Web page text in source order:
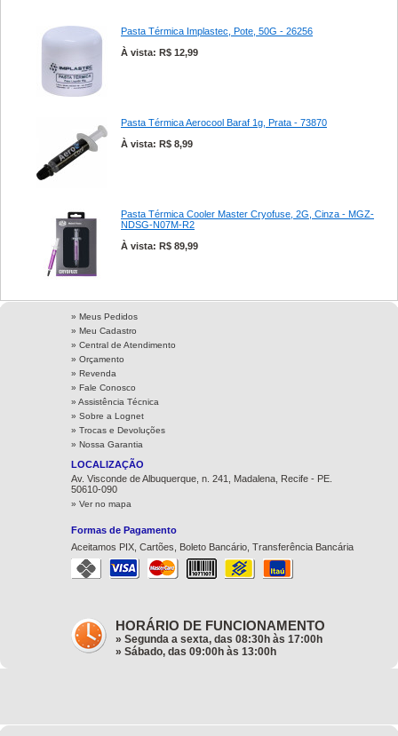
Pasta Térmica Implastec, Pote, 50G - 26256
À vista: R$ 12,99
Pasta Térmica Aerocool Baraf 1g, Prata - 73870
À vista: R$ 8,99
Pasta Térmica Cooler Master Cryofuse, 2G, Cinza - MGZ-
NDSG-N07M-R2
À vista: R$ 89,99
» Meus Pedidos
» Meu Cadastro
» Central de Atendimento
» Orçamento
» Revenda
» Fale Conosco
» Assistência Técnica
» Sobre a Lognet
» Trocas e Devoluções
» Nossa Garantia
LOCALIZAÇÃO
Av. Visconde de Albuquerque, n. 241, Madalena, Recife - PE.
50610-090
» Ver no mapa
Formas de Pagamento
Aceitamos PIX, Cartões, Boleto Bancário, Transferência Bancária
HORÁRIO DE FUNCIONAMENTO
» Segunda a sexta, das 08:30h às 17:00h
» Sábado, das 09:00h às 13:00h